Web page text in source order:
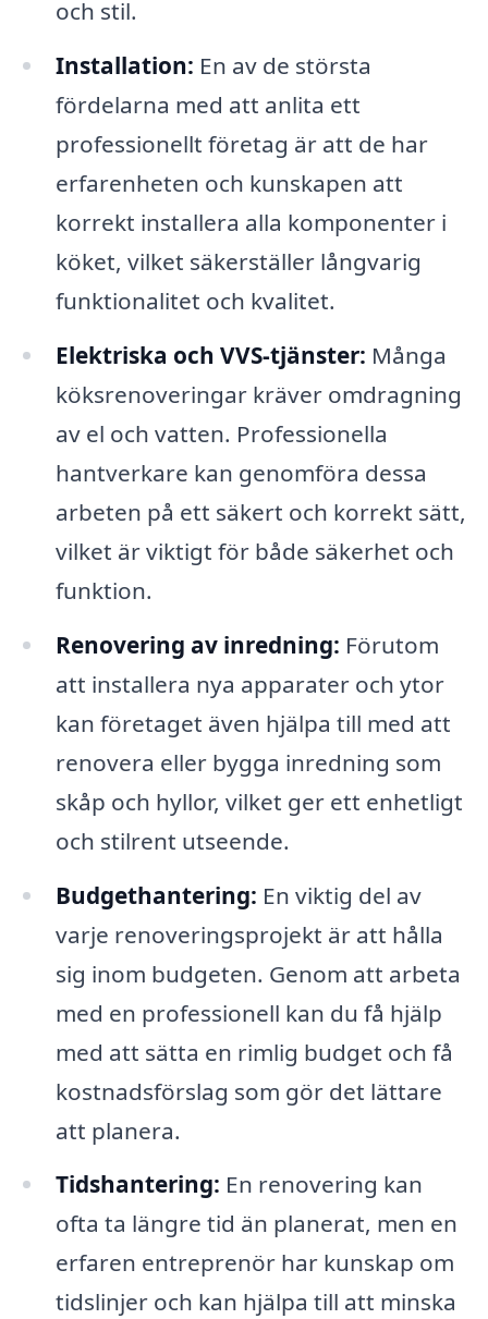
och stil.
Installation: En av de största
fördelarna med att anlita ett
professionellt företag är att de har
erfarenheten och kunskapen att
korrekt installera alla komponenter i
köket, vilket säkerställer långvarig
funktionalitet och kvalitet.
Elektriska och VVS-tjänster: Många
köksrenoveringar kräver omdragning
av el och vatten. Professionella
hantverkare kan genomföra dessa
arbeten på ett säkert och korrekt sätt,
vilket är viktigt för både säkerhet och
funktion.
Renovering av inredning: Förutom
att installera nya apparater och ytor
kan företaget även hjälpa till med att
renovera eller bygga inredning som
skåp och hyllor, vilket ger ett enhetligt
och stilrent utseende.
Budgethantering: En viktig del av
varje renoveringsprojekt är att hålla
sig inom budgeten. Genom att arbeta
med en professionell kan du få hjälp
med att sätta en rimlig budget och få
kostnadsförslag som gör det lättare
att planera.
Tidshantering: En renovering kan
ofta ta längre tid än planerat, men en
erfaren entreprenör har kunskap om
tidslinjer och kan hjälpa till att minska